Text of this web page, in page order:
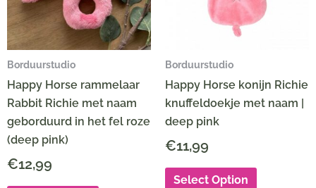
Borduurstudio
Happy Horse rammelaar
Rabbit Richie met naam
geborduurd in het fel roze
(deep pink)
€12,99
Borduurstudio
Happy Horse konijn Richie
knuffeldoekje met naam |
deep pink
€11,99
Select Option